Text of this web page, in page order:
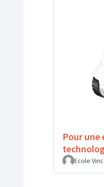
Pour une
Ecole